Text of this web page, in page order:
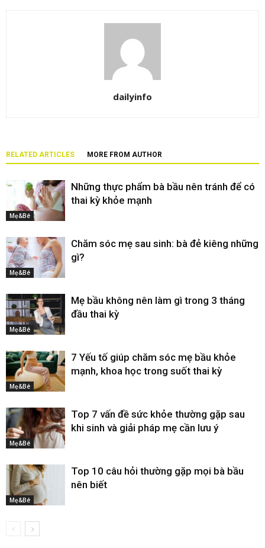
dailyinfo
RELATED ARTICLES MORE FROM AUTHOR
Mẹ&Bé
Những thực phẩm bà bầu nên tránh để có
thai kỳ khỏe mạnh
Mẹ&Bé
Chăm sóc mẹ sau sinh: bà đẻ kiêng những
gì?
Mẹ&Bé
Mẹ bầu không nên làm gì trong 3 tháng
đầu thai kỳ
Mẹ&Bé
7 Yếu tố giúp chăm sóc mẹ bầu khỏe
mạnh, khoa học trong suốt thai kỳ
Mẹ&Bé
Top 7 vấn đề sức khỏe thường gặp sau
khi sinh và giải pháp mẹ cần lưu ý
Mẹ&Bé
Top 10 câu hỏi thường gặp mọi bà bầu
nên biết